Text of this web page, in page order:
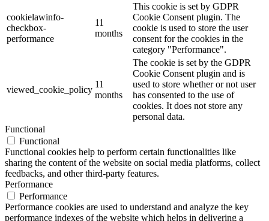
cookielawinfo-
checkbox-
performance
11
months
This cookie is set by GDPR
Cookie Consent plugin. The
cookie is used to store the user
consent for the cookies in the
category "Performance".
viewed_cookie_policy
11
months
The cookie is set by the GDPR
Cookie Consent plugin and is
used to store whether or not user
has consented to the use of
cookies. It does not store any
personal data.
Functional
Functional
Functional cookies help to perform certain functionalities like
sharing the content of the website on social media platforms, collect
feedbacks, and other third-party features.
Performance
Performance
Performance cookies are used to understand and analyze the key
performance indexes of the website which helps in delivering a